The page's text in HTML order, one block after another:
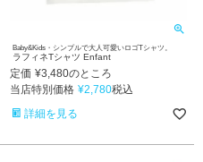
Baby&Kids・シンプルで大人可愛いロゴTシャツ。
ラフィネTシャツ Enfant
定価 ¥3,480のところ
当店特別価格 ¥2,780税込
詳細を見る